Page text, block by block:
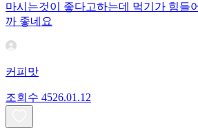
마시는것이 좋다고하는데 먹기가 힘들
까 좋네요
커피맛
조회수 4526.01.12